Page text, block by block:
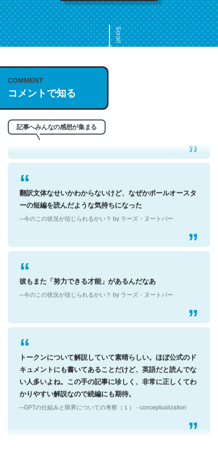
Scroll
COMMENT
コメントで知る
記事へみんなの感想が集まる
これは名文。彼はとてもクレバーなんだろうなと凄く思
う。英語少しでも読める人は原文もお勧め。自分はこの流
れ好き。Let’s Fucking Go. Then Covid hit. Shit.
─今のこの状況が信じられるかい？ by ラーズ・ヌートバー
翻訳文体なせいかわからないけど、なぜかポールオースタ
ーの短編を読んだような気持ちになった
彼もまた「努力できる才能」があるんだなあ
トークンについて解説していて素晴らしい。ほぼ公式のド
キュメントにも書いてあることだけど、英語だと読んでな
い人多いよね。この手の記事に珍しく、非常に正しくてわ
かりやすい解説なので続編にも期待。
─GPTの仕組みと限界についての考察（１） - conceptualization